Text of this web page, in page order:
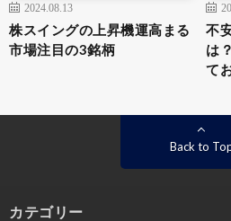
2024.08.13
株スイングの上昇機運高まる
市場注目の3銘柄
不
は
て
Back to
カテゴリー